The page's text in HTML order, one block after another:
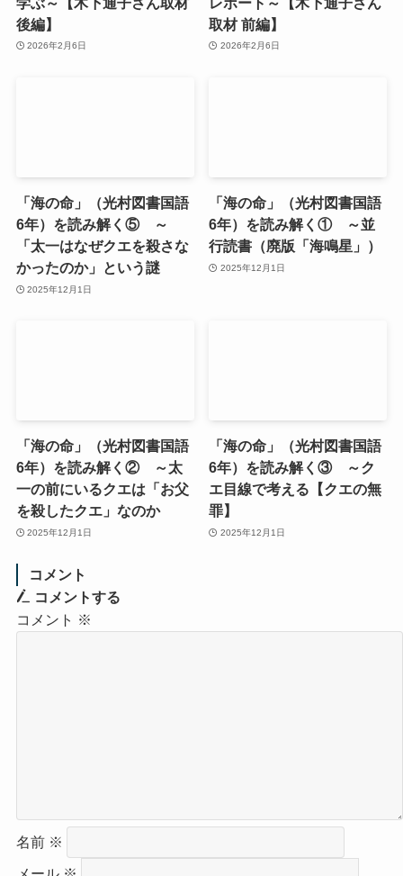
後編】
2026年2月6日
取材 前編】
2026年2月6日
「海の命」（光村図書国語
6年）を読み解く⑤ ～
「太一はなぜクエを殺さな
かったのか」という謎
2025年12月1日
「海の命」（光村図書国語
6年）を読み解く① ～並
行読書（廃版「海鳴星」）
2025年12月1日
「海の命」（光村図書国語
6年）を読み解く② ～太
一の前にいるクエは「お父
を殺したクエ」なのか
2025年12月1日
「海の命」（光村図書国語
6年）を読み解く③ ～ク
エ目線で考える【クエの無
罪】
2025年12月1日
コメント
コメントする
コメント ※
名前 ※